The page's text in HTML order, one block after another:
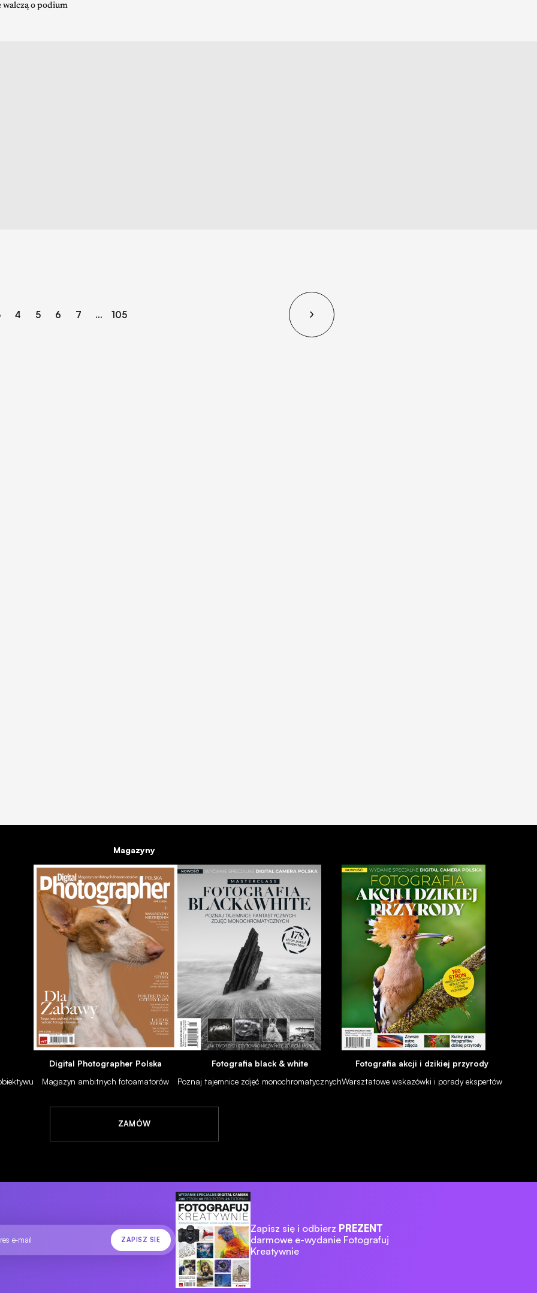
walczą o podium
Fine Art Photography Awards 2026 - kilkudziesięciu Polaków z
wyróżnieniami
13 kwi 2026
4 5 6 7 ... 105
Magazyny
Digital Photographer Polska
Magazyn ambitnych fotoamatorów
Fotografia black & white
Poznaj tajemnice zdjęć monochromatycznych
Fotografia akcji i dzikiej przyrody
Warsztatowe wskazówki i porady ekspertów
ZAMÓW
Zapisz się i odbierz PREZENT
darmowe e-wydanie Fotografuj
Kreatywnie